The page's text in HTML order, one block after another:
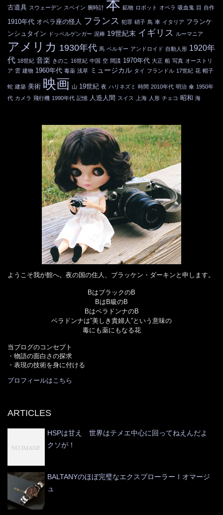
古道具 スウェーデン スペイン 腕時計 本 鉱物 ロボット オペラ 吸血鬼 目 自作
1910年代 オペラ座の怪人 フランス 犯罪 硝子 鳥 車 イタリア フランケ
ンシュタイン
ドッペルゲンガー 泥棒 19世紀末 イギリス ルーマニア
アメリカ 1930年代 馬 ベルギー アンドロイド 自動人形 1920年
代 18世紀 音楽 きのこ 16世紀 中国 空 間諜 1970年代 大正 船 写真 オーストリ
ア 雲 建物 1960年代 毒薬 浅草 ミュージカル タイ フランドル 17世紀 花 帽子
蛇 建築 美術 映画 山 19世紀 夜 ハリネズミ 時間 2010年代 明治 傘 1950年
代 カメラ 飛行機 1990年代 記憶 人造人間 スイス 上海 人形 チェコ 昭和 海
ようこそ我が館へ。夜の国の住人、ブラッケン・ダーキンと申します。
BはブラックのB
BはB級のB
BはベラドンナのB
ベラドンナは”美しき貴婦人”という意味の
毒にも薬にもなる花
当ブログのコンセプト
・物語の面白さの探求
・表現の技術を身に付ける
プロフィールはこちら
ARTICLES
HSPは甘え 世界はテメエ中心に回ってねえんだよ
クソが！
BALTANYのほぼ完璧なエクスプローラーⅠオマージ
ュ